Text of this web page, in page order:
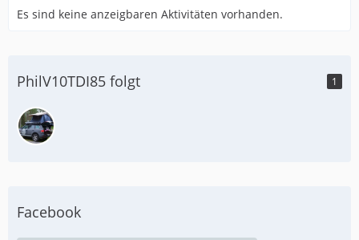
Es sind keine anzeigbaren Aktivitäten vorhanden.
PhilV10TDI85 folgt 1
Facebook